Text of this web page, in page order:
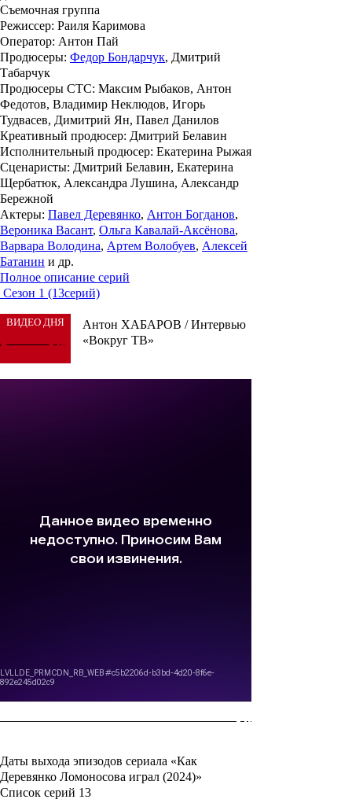
Съемочная группа
Режиссер: Раиля Каримова
Оператор: Антон Пай
Продюсеры: Федор Бондарчук, Дмитрий
Табарчук
Продюсеры СТС: Максим Рыбаков, Антон
Федотов, Владимир Неклюдов, Игорь
Тудвасев, Димитрий Ян, Павел Данилов
Креативный продюсер: Дмитрий Белавин
Исполнительный продюсер: Екатерина Рыжая
Сценаристы: Дмитрий Белавин, Екатерина
Щербатюк, Александра Лушина, Александр
Бережной
Актеры: Павел Деревянко, Антон Богданов,
Вероника Васант, Ольга Кавалай-Аксёнова,
Варвара Володина, Артем Волобуев, Алексей
Батанин и др.
Полное описание серий
Сезон 1 (13серий)
ВИДЕО ДНЯ
Антон ХАБАРОВ / Интервью
«Вокруг ТВ»
Даты выхода эпизодов сериала «Как
Деревянко Ломоносова играл (2024)»
Список серий 13